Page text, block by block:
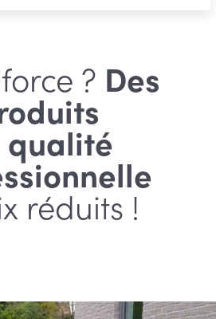
? Des
qualité
réduits !